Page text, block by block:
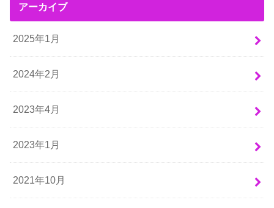
アーカイブ
2025年1月
2024年2月
2023年4月
2023年1月
2021年10月